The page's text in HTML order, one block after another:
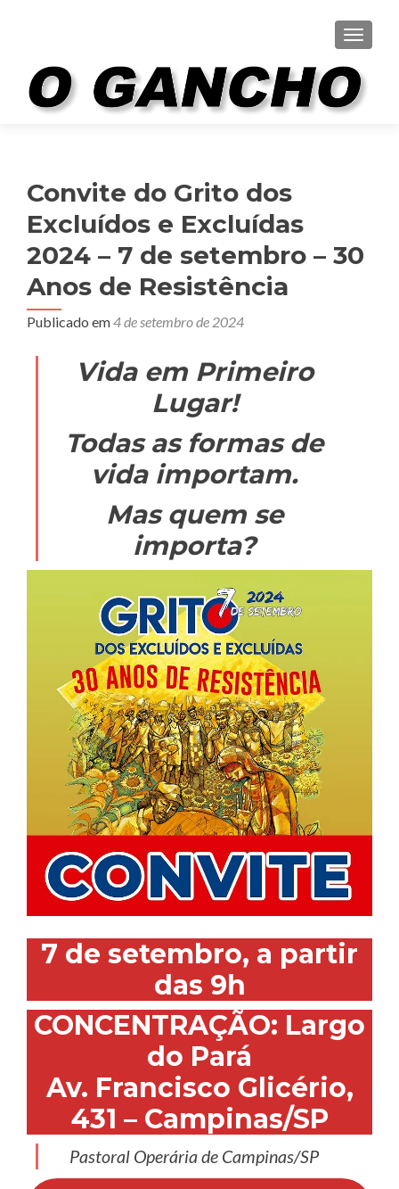
Convite do Grito dos
Excluídos e Excluídas
2024 – 7 de setembro – 30
Anos de Resistência
Publicado em4 de setembro de 2024
Vida em Primeiro
Lugar!
Todas as formas de
vida importam.
Mas quem se
importa?
7 de setembro, a partir
das 9h
CONCENTRAÇÃO: Largo
do Pará
Av. Francisco Glicério,
431 – Campinas/SP
Pastoral Operária de Campinas/SP